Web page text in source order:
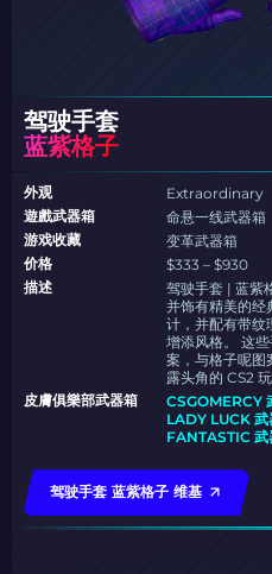
驾驶手套
蓝紫格子
外观
Extraordinary
遊戲武器箱
命悬一线武器箱
游戏收藏
变革武器箱
价格
$333 – $930
描述
驾驶手套 | 蓝紫
并饰有精美的经
计，并配有带纹
增添风格。 这
案，与格子呢图
露头角的 CS2
皮膚俱樂部武器箱
CSGOMERCY
LADY LUCK 武
FANTASTIC 武
驾驶手套 蓝紫格子 维基